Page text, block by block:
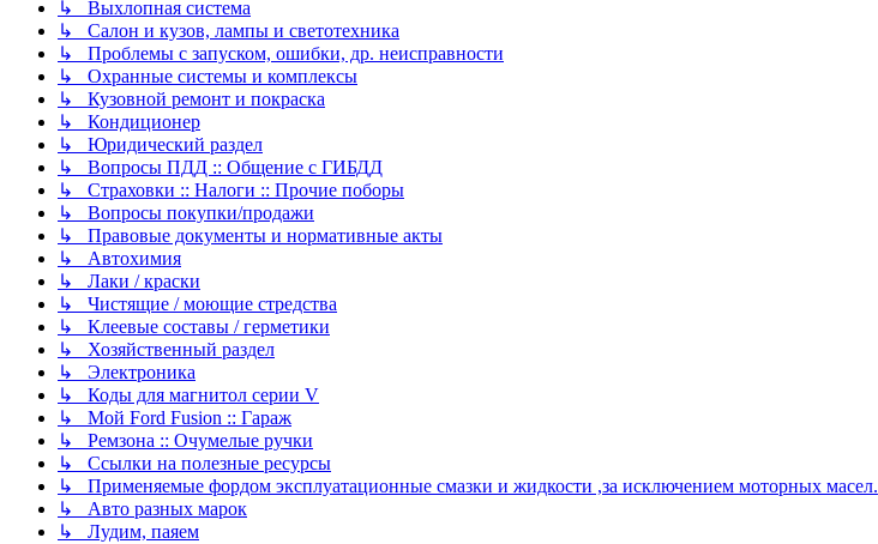
↳ Выхлопная система
↳ Салон и кузов, лампы и светотехника
↳ Проблемы с запуском, ошибки, др. неисправности
↳ Охранные системы и комплексы
↳ Кузовной ремонт и покраска
↳ Кондиционер
↳ Юридический раздел
↳ Вопросы ПДД :: Общение с ГИБДД
↳ Страховки :: Налоги :: Прочие поборы
↳ Вопросы покупки/продажи
↳ Правовые документы и нормативные акты
↳ Автохимия
↳ Лаки / краски
↳ Чистящие / моющие стредства
↳ Клеевые составы / герметики
↳ Хозяйственный раздел
↳ Электроника
↳ Коды для магнитол серии V
↳ Мой Ford Fusion :: Гараж
↳ Ремзона :: Очумелые ручки
↳ Ссылки на полезные ресурсы
↳ Применяемые фордом эксплуатационные смазки и жидкости ,за исключением моторных масел.
↳ Авто разных марок
↳ Лудим, паяем